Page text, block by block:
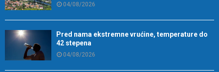
04/08/2026
Pred nama ekstremne vrućine, temperature do
42 stepena
04/08/2026